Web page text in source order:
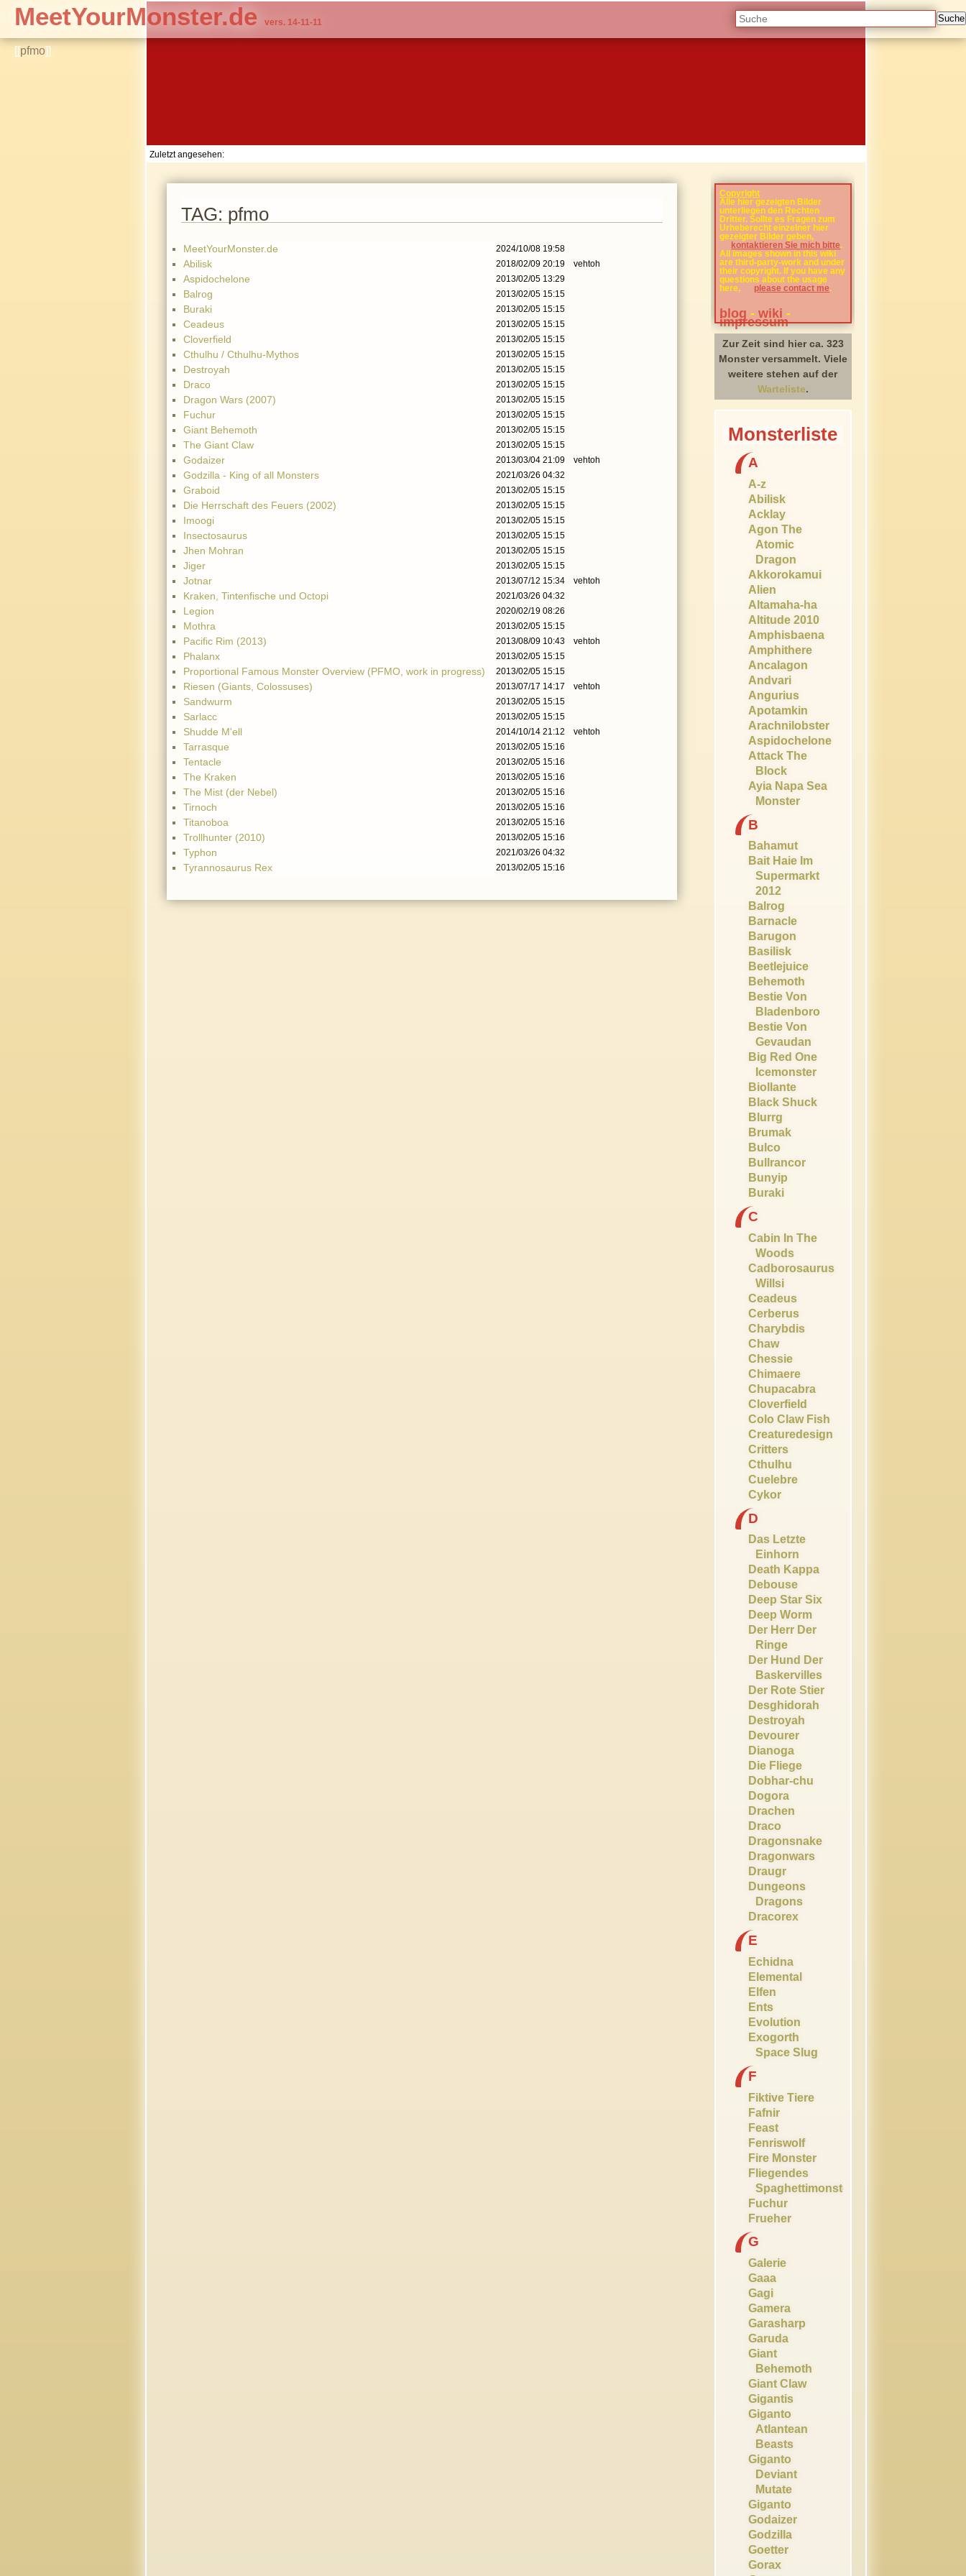
[[pfmo]]
MeetYourMonster.de vers. 14-11-11
Zuletzt angesehen:
TAG: pfmo
MeetYourMonster.de 2024/10/08 19:58
Abilisk 2018/02/09 20:19 vehtoh
Aspidochelone 2013/02/05 13:29
Balrog 2013/02/05 15:15
Buraki 2013/02/05 15:15
Ceadeus 2013/02/05 15:15
Cloverfield 2013/02/05 15:15
Cthulhu / Cthulhu-Mythos 2013/02/05 15:15
Destroyah 2013/02/05 15:15
Draco 2013/02/05 15:15
Dragon Wars (2007) 2013/02/05 15:15
Fuchur 2013/02/05 15:15
Giant Behemoth 2013/02/05 15:15
The Giant Claw 2013/02/05 15:15
Godaizer 2013/03/04 21:09 vehtoh
Godzilla - King of all Monsters 2021/03/26 04:32
Graboid 2013/02/05 15:15
Die Herrschaft des Feuers (2002) 2013/02/05 15:15
Imoogi 2013/02/05 15:15
Insectosaurus 2013/02/05 15:15
Jhen Mohran 2013/02/05 15:15
Jiger 2013/02/05 15:15
Jotnar 2013/07/12 15:34 vehtoh
Kraken, Tintenfische und Octopi 2021/03/26 04:32
Legion 2020/02/19 08:26
Mothra 2013/02/05 15:15
Pacific Rim (2013) 2013/08/09 10:43 vehtoh
Phalanx 2013/02/05 15:15
Proportional Famous Monster Overview (PFMO, work in progress) 2013/02/05 15:15
Riesen (Giants, Colossuses) 2013/07/17 14:17 vehtoh
Sandwurm 2013/02/05 15:15
Sarlacc 2013/02/05 15:15
Shudde M'ell 2014/10/14 21:12 vehtoh
Tarrasque 2013/02/05 15:16
Tentacle 2013/02/05 15:16
The Kraken 2013/02/05 15:16
The Mist (der Nebel) 2013/02/05 15:16
Tirnoch 2013/02/05 15:16
Titanoboa 2013/02/05 15:16
Trollhunter (2010) 2013/02/05 15:16
Typhon 2021/03/26 04:32
Tyrannosaurus Rex 2013/02/05 15:16
Suche
Copyright
Alle hier gezeigten Bilder
unterliegen den Rechten
Dritter. Sollte es Fragen zum
Urheberecht einzelner hier
gezeigter Bilder geben,
kontaktieren Sie mich bitte.
All images shown in this wiki
are third-party-work and under
their copyright. If you have any
questions about the usage
here,
please contact me.
blog -wiki -
impressum
Zur Zeit sind hier ca. 323
Monster versammelt. Viele
weitere stehen auf der
Warteliste.
Monsterliste
A
A-z
Abilisk
Acklay
Agon The
Atomic
Dragon
Akkorokamui
Alien
Altamaha-ha
Altitude 2010
Amphisbaena
Amphithere
Ancalagon
Andvari
Angurius
Apotamkin
Arachnilobster
Aspidochelone
Attack The
Block
Ayia Napa Sea
Monster
B
Bahamut
Bait Haie Im
Supermarkt
2012
Balrog
Barnacle
Barugon
Basilisk
Beetlejuice
Behemoth
Bestie Von
Bladenboro
Bestie Von
Gevaudan
Big Red One
Icemonster
Biollante
Black Shuck
Blurrg
Brumak
Bulco
Bullrancor
Bunyip
Buraki
C
Cabin In The
Woods
Cadborosaurus
Willsi
Ceadeus
Cerberus
Charybdis
Chaw
Chessie
Chimaere
Chupacabra
Cloverfield
Colo Claw Fish
Creaturedesign
Critters
Cthulhu
Cuelebre
Cykor
D
Das Letzte
Einhorn
Death Kappa
Debouse
Deep Star Six
Deep Worm
Der Herr Der
Ringe
Der Hund Der
Baskervilles
Der Rote Stier
Desghidorah
Destroyah
Devourer
Dianoga
Die Fliege
Dobhar-chu
Dogora
Drachen
Draco
Dragonsnake
Dragonwars
Draugr
Dungeons
Dragons
Dracorex
E
Echidna
Elemental
Elfen
Ents
Evolution
Exogorth
Space Slug
F
Fiktive Tiere
Fafnir
Feast
Fenriswolf
Fire Monster
Fliegendes
Spaghettimonster
Fuchur
Frueher
G
Galerie
Gaaa
Gagi
Gamera
Garasharp
Garuda
Giant
Behemoth
Giant Claw
Gigantis
Giganto
Atlantean
Beasts
Giganto
Deviant
Mutate
Giganto
Godaizer
Godzilla
Goetter
Gorax